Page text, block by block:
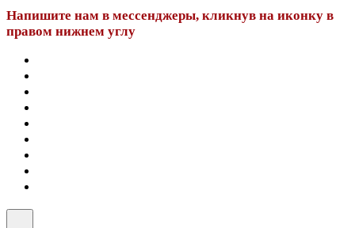
Напишите нам в мессенджеры, кликнув на иконку в
правом нижнем углу